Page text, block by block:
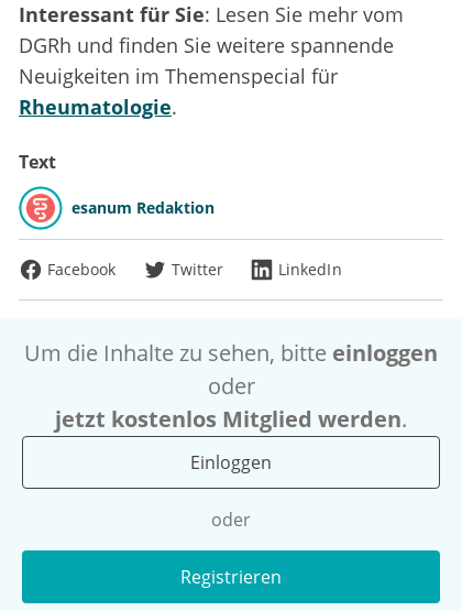
Interessant für Sie: Lesen Sie mehr vom
DGRh und finden Sie weitere spannende
Neuigkeiten im Themenspecial für
Rheumatologie.
Text
esanum Redaktion
Facebook Twitter LinkedIn
Um die Inhalte zu sehen, bitte einloggen
oder
jetzt kostenlos Mitglied werden.
Einloggen
oder
Registrieren